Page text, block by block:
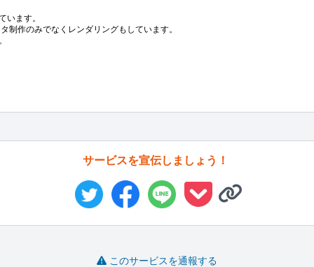
います。
制作のみでなくレンダリングもしています。
サービスを宣伝しましょう！
このサービスを通報する